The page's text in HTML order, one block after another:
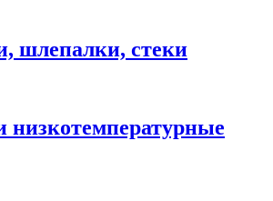
шлепалки, стеки
низкотемпературные